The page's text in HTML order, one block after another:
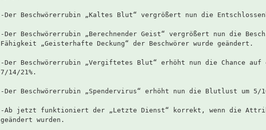
-Der Beschwörerrubin „Kaltes Blut“ vergrößert nun die
-Der Beschwörerrubin „Berechnender Geist“ vergrößert nun die
Fähigkeit „Geisterhafte Deckung“ der Beschwörer wurde geändert.
-Der Beschwörerrubin „Vergiftetes Blut“ erhöht nun die Chance
7/14/21%.
-Der Beschwörerrubin „Spendervirus“ erhöht nun die Blutlust um 5/
-Ab jetzt funktioniert der „Letzte Dienst“ korrekt, wenn die
geändert wurden.